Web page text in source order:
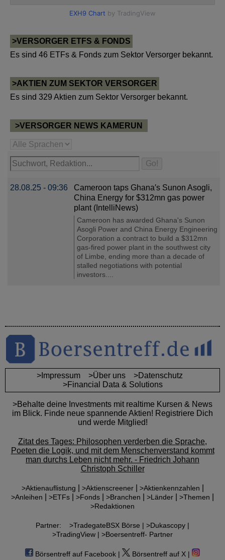
>VERSORGER ETFS & FONDS
Es sind 46 ETFs & Fonds zum Sektor Versorger bekannt.
>AKTIEN ZUM SEKTOR VERSORGER
Es sind 329 Aktien zum Sektor Versorger bekannt.
>VERSORGER NEWS KAMERUN
28.08.25 - 09:36
Cameroon taps Ghana′s Sunon Asogli,
China Energy for $312mn gas power
plant (IntelliNews)
Cameroon has awarded Ghana's Sunon
Asogli Power and China Energy Engineering
Corporation a contract to build a $312mn
gas-fired power plant in the southwest city
of Limbe, ending more than a decade of
stalled negotiations with potential
investors....
>Impressum >Über uns
>Datenschutz
>Financial Data & Solutions
>Behalte deine Investments mit realtime Kursen & News
im Blick. Finde neue spannende Aktien! Registriere Dich
und werde Mitglied!
Zitat des Tages: Philosophen verderben die Sprache,
Poeten die Logik, und mit dem Menschenverstand kommt
man durchs Leben nicht mehr. - Friedrich Johann
Christoph Schiller
>Aktienauflistung >Aktienscreener| >Aktienkennzahlen
>Anleihen >ETFs >Fonds >Branchen >Länder >Themen
>Redaktionen
Partner: >TradegateBSX Börse | >Dukascopy |
>TradingView | >Boersentreff- Partner
Börsentreff auf Facebook |
Börsentreff auf X |